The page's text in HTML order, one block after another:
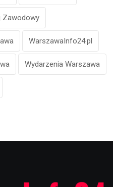
Zawodowy
WarszawaInfo24.pl
Wydarzenia Warszawa